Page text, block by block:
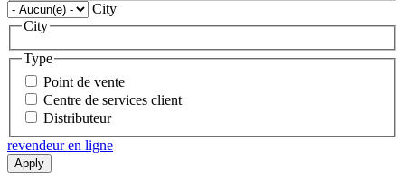
City
City
Type
Point de vente
Centre de services client
Distributeur
revendeur en ligne
Apply